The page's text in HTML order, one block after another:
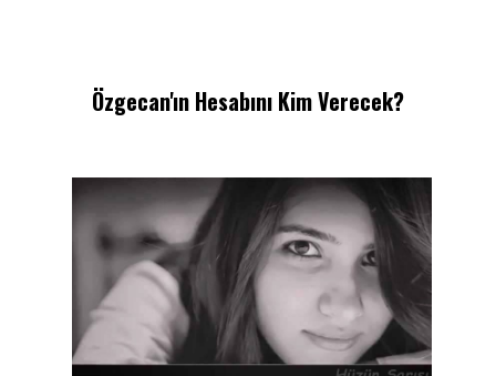
Özgecan'ın Hesabını Kim Verecek?